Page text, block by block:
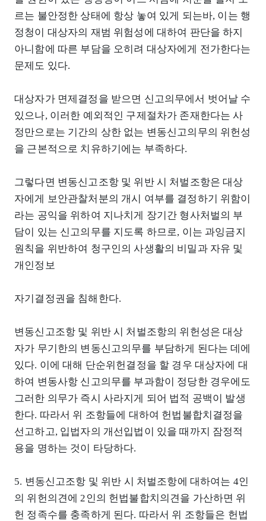
르는 불안정한 상태에 항상 놓여 있게 되는바, 이는 행
정청이 대상자의 재범 위험성에 대하여 판단을 하지
아니함에 따른 부담을 오히려 대상자에게 전가한다는
문제도 있다.
대상자가 면제결정을 받으면 신고의무에서 벗어날 수
있으나, 이러한 예외적인 구제절차가 존재한다는 사
정만으로는 기간의 상한 없는 변동신고의무의 위헌성
을 근본적으로 치유하기에는 부족하다.
그렇다면 변동신고조항 및 위반 시 처벌조항은 대상
자에게 보안관찰처분의 개시 여부를 결정하기 위함이
라는 공익을 위하여 지나치게 장기간 형사처벌의 부
담이 있는 신고의무를 지도록 하므로, 이는 과잉금지
원칙을 위반하여 청구인의 사생활의 비밀과 자유 및
개인정보
자기결정권을 침해한다.
변동신고조항 및 위반 시 처벌조항의 위헌성은 대상
자가 무기한의 변동신고의무를 부담하게 된다는 데에
있다. 이에 대해 단순위헌결정을 할 경우 대상자에 대
하여 변동사항 신고의무를 부과함이 정당한 경우에도
그러한 의무가 즉시 사라지게 되어 법적 공백이 발생
한다. 따라서 위 조항들에 대하여 헌법불합치결정을
선고하고, 입법자의 개선입법이 있을 때까지 잠정적
용을 명하는 것이 타당하다.
5. 변동신고조항 및 위반 시 처벌조항에 대하여는 4인
의 위헌의견에 2인의 헌법불합치의견을 가산하면 위
헌 정족수를 충족하게 된다. 따라서 위 조항들은 헌법